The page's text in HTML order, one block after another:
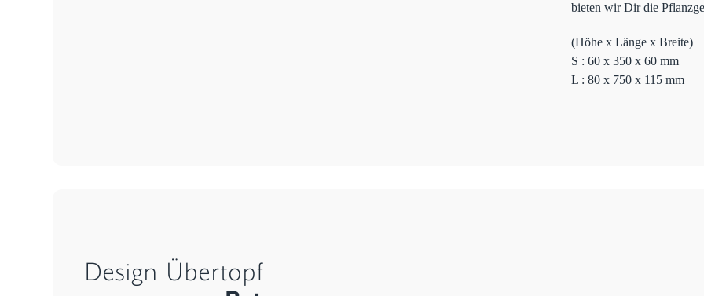
bieten wir Dir die
(Höhe x Länge x Breite)
S : 60 x 350 x 60 mm
L : 80 x 750 x 115 mm
Design Übertopf